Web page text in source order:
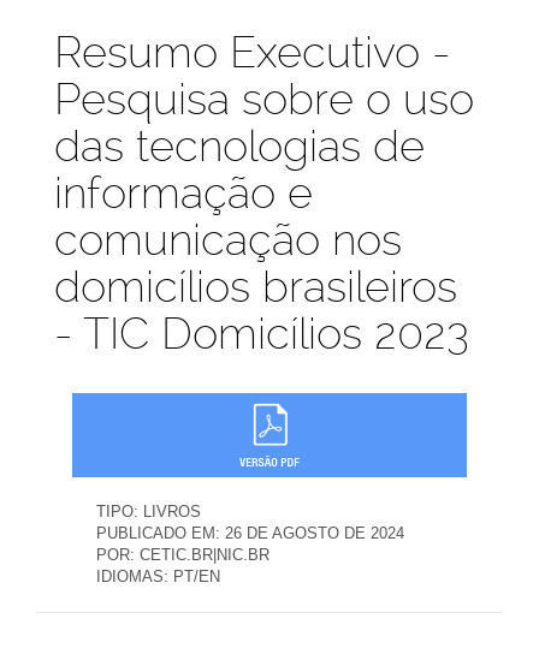
Publicações
Resumo Executivo -
Pesquisa sobre o uso
das tecnologias de
informação e
comunicação nos
domicílios brasileiros
- TIC Domicílios 2023
TIPO: LIVROS
PUBLICADO EM: 26 DE AGOSTO DE 2024
POR: CETIC.BR|NIC.BR
IDIOMAS: PT/EN